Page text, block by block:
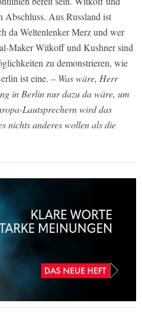
Abschluss. Aus Russland ist
da Weltenlenker Merz und wer
Maker Witkoff und Kushner sind
zu demonstrieren, wie
ist eine. – Was wäre, Herr
in Berlin nur dazu da wäre, um
Lautsprechern wird das
nichts anderes wollen als die